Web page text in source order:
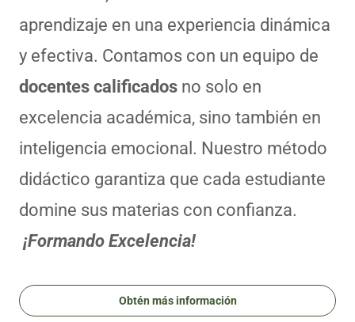
aprendizaje en una experiencia dinámica
y efectiva. Contamos con un equipo de
docentes calificados no solo en
excelencia académica, sino también en
inteligencia emocional. Nuestro método
didáctico garantiza que cada estudiante
domine sus materias con confianza.
¡Formando Excelencia!
Obtén más información